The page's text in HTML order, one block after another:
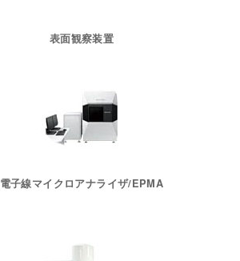
表面観察装置
電子線マイクロアナライザ/EPMA